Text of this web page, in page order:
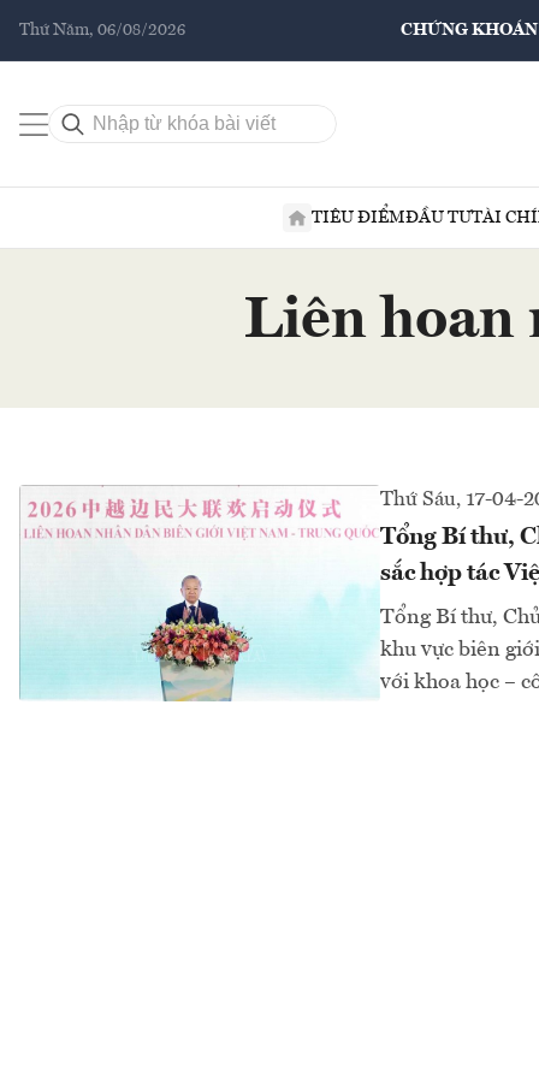
Thứ Năm, 06/08/2026 CHỨNG KHOÁN
TIÊU ĐIỂMĐẦU TƯTÀI
Liên hoan
Thứ Sáu, 17-04-
Tổng Bí thư,
sắc hợp tác
Tổng Bí thư,
khu vực biên
với khoa học –